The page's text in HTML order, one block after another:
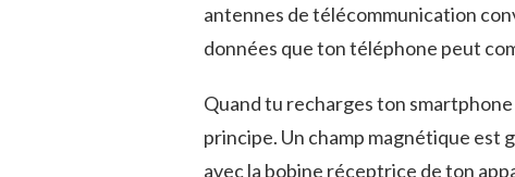
antennes de télécommunication
données que ton téléphone peut
Quand tu recharges ton
principe. Un champ magnétique est
avec la bobine réceptrice de ton